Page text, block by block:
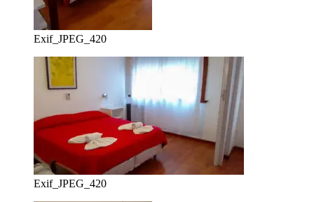
Exif_JPEG_420
Exif_JPEG_420